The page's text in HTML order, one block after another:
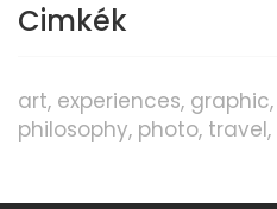
Cimkék
art experiences graphic
philosophy photo travel